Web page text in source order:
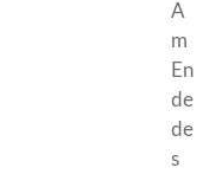
A
m
En
de
de
s